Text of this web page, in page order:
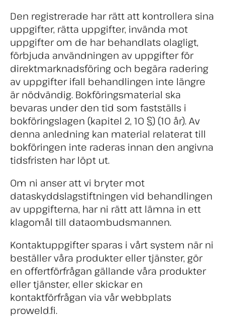
Den registrerade har rätt att kontrollera sina
uppgifter, rätta uppgifter, invända mot
uppgifter om de har behandlats olagligt,
förbjuda användningen av uppgifter för
direktmarknadsföring och begära radering
av uppgifter ifall behandlingen inte längre
är nödvändig. Bokföringsmaterial ska
bevaras under den tid som fastställs i
bokföringslagen (kapitel 2, 10 §) (10 år). Av
denna anledning kan material relaterat till
bokföringen inte raderas innan den angivna
tidsfristen har löpt ut.
Om ni anser att vi bryter mot
dataskyddslagstiftningen vid behandlingen
av uppgifterna, har ni rätt att lämna in ett
klagomål till dataombudsmannen.
Kontaktuppgifter sparas i vårt system när ni
beställer våra produkter eller tjänster, gör
en offertförfrågan gällande våra produkter
eller tjänster, eller skickar en
kontaktförfrågan via vår webbplats
proweld.fi.